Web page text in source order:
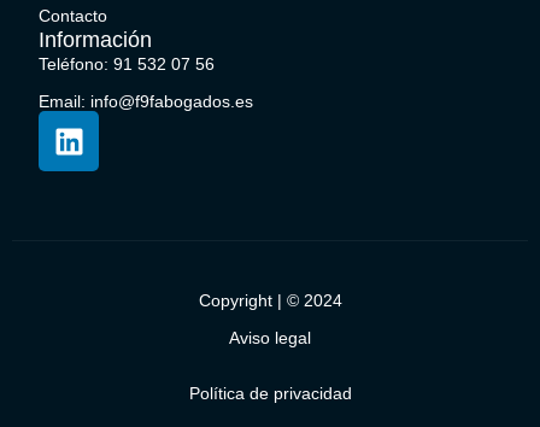
Contacto
Información
Teléfono: 91 532 07 56
Email: info@f9fabogados.es
Copyright | © 2024
Aviso legal
Política de privacidad